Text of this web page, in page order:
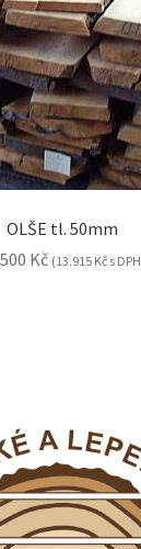
OLŠE tl. 50mm
Kč (13.915 Kč s